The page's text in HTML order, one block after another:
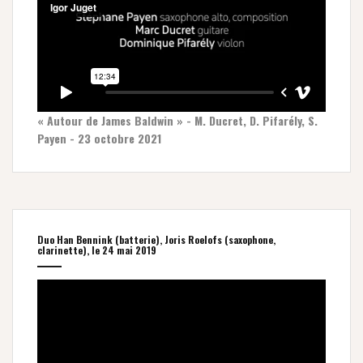
« Autour de James Baldwin » - M. Ducret, D. Pifarély, S.
Payen - 23 octobre 2021
Duo Han Bennink (batterie), Joris Roelofs (saxophone,
clarinette), le 24 mai 2019